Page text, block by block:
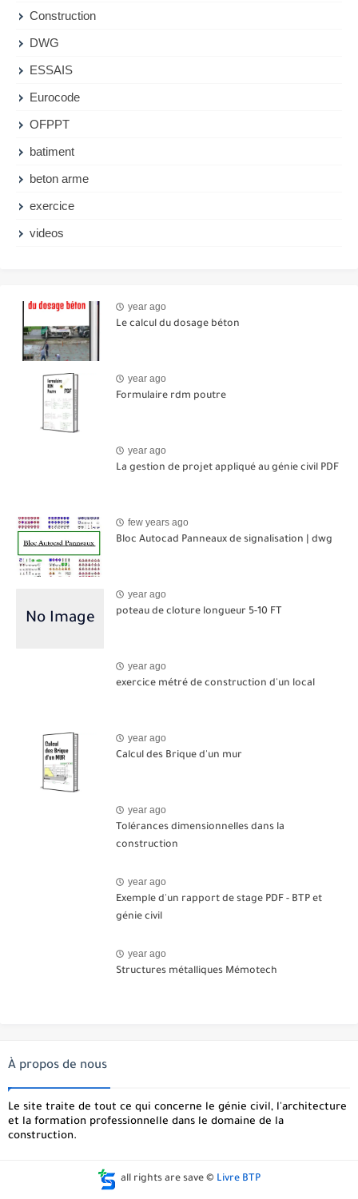
Construction
DWG
ESSAIS
Eurocode
OFPPT
batiment
beton arme
exercice
videos
year ago
Le calcul du dosage béton
year ago
Formulaire rdm poutre
year ago
La gestion de projet appliqué au génie civil PDF
few years ago
Bloc Autocad Panneaux de signalisation | dwg
year ago
poteau de cloture longueur 5-10 FT
year ago
exercice métré de construction d'un local
year ago
Calcul des Brique d'un mur
year ago
Tolérances dimensionnelles dans la
construction
year ago
Exemple d'un rapport de stage PDF - BTP et
génie civil
year ago
Structures métalliques Mémotech
À propos de nous
Le site traite de tout ce qui concerne le génie civil, l'architecture
et la formation professionnelle dans le domaine de la
construction.
all rights are save © Livre BTP